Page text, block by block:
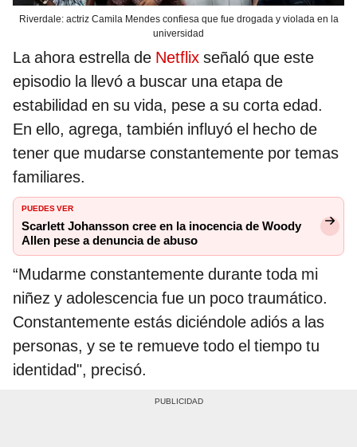
Riverdale: actriz Camila Mendes confiesa que fue drogada y violada en la
universidad
La ahora estrella de Netflix señaló que este
episodio la llevó a buscar una etapa de
estabilidad en su vida, pese a su corta edad.
En ello, agrega, también influyó el hecho de
tener que mudarse constantemente por temas
familiares.
PUEDES VER
Scarlett Johansson cree en la inocencia de Woody
Allen pese a denuncia de abuso
“Mudarme constantemente durante toda mi
niñez y adolescencia fue un poco traumático.
Constantemente estás diciéndole adiós a las
personas, y se te remueve todo el tiempo tu
identidad", precisó.